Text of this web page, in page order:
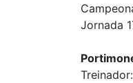
Jornada